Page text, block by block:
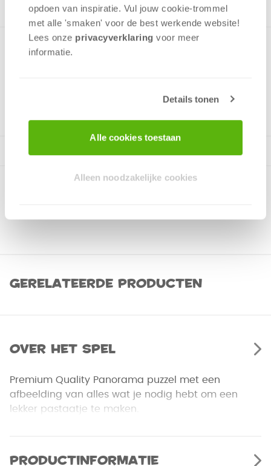
opdoen van inspiratie. Vul jouw cookie-trommel
met alle 'smaken' voor de best werkende website​!
Lees onze privacyverklaring voor meer
informatie.
Details tonen
Alle cookies toestaan
Alleen noodzakelijke cookies
Premium Quality Panorama puzzel
Gerelateerde producten
Over het spel
Premium Quality Panorama puzzel met een
afbeelding van alles wat je nodig hebt om een
lekker pastaatje te maken.
Productinformatie